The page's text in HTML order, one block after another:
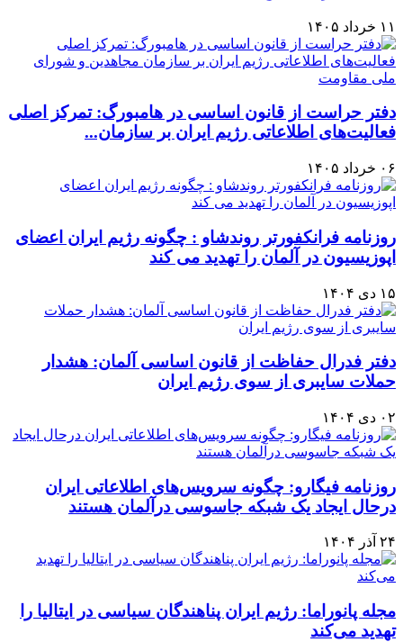
۱۱ خرداد ۱۴۰۵
دفتر حراست از قانون اساسی در هامبورگ: تمرکز اصلی
فعالیت‌های اطلاعاتی رژیم ایران بر سازمان...
۰۶ خرداد ۱۴۰۵
روزنامه فرانکفورتر روندشاو : چگونه رژیم ایران اعضای
اپوزیسیون در آلمان را تهدید می‌ کند
۱۵ دی ۱۴۰۴
دفتر فدرال حفاظت از قانون اساسی آلمان: هشدار
حملات سایبری از سوی رژيم ایران
۰۲ دی ۱۴۰۴
روزنامه فیگارو: چگونه سرویس‌های اطلاعاتی ایران
درحال ایجاد یک شبکه جاسوسی درآلمان هستند
۲۴ آذر ۱۴۰۴
مجله پانوراما: رژیم ایران پناهندگان سیاسی در ایتالیا را
تهدید می‌کند